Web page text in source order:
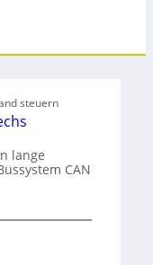
steuern
lange
CAN